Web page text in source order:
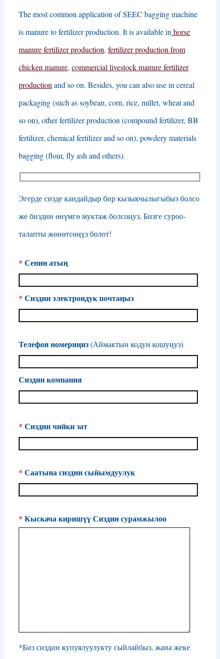
The most common application of SEEC bagging machine
is manure to fertilizer production. It is available in horse
manure fertilizer production, fertilizer production from
chicken manure, commercial livestock manure fertilizer
production and so on. Besides, you can also use in cereal
packaging(such as soybean, corn, rice, millet, wheat and
so on), other fertilizer production (compound fertilizer, BB
fertilizer, chemical fertilizer and so on), powdery materials
bagging(flour, fly ash and others).
Эгерде сизде кандайдыр бир кызыкчылыгыбыз болсо
же биздин өнүмгө муктаж болсоңуз, Бизге суроо-
талапты жөнөтсөңүз болот!
* Сенин атың
* Сиздин электрондук почтаңыз
Телефон номериңиз(Аймактын кодун кошуңуз)
Сиздин компания
* Сиздин чийки зат
* Саатына сиздин сыйымдуулук
* Кыскача киришүү Сиздин сурамжылоо
*Биз сиздин купуялуулукту сыйлайбыз, жана жеке